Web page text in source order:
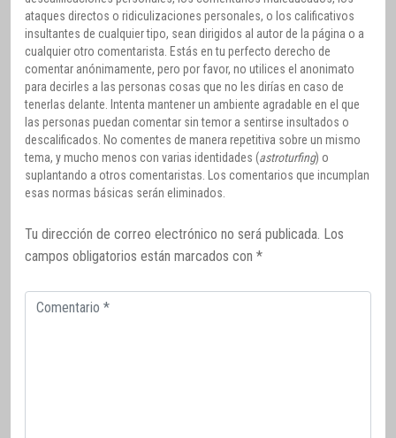
ataques directos o ridiculizaciones personales, o los calificativos
insultantes de cualquier tipo, sean dirigidos al autor de la página o a
cualquier otro comentarista. Estás en tu perfecto derecho de
comentar anónimamente, pero por favor, no utilices el anonimato
para decirles a las personas cosas que no les dirías en caso de
tenerlas delante. Intenta mantener un ambiente agradable en el que
las personas puedan comentar sin temor a sentirse insultados o
descalificados. No comentes de manera repetitiva sobre un mismo
tema, y mucho menos con varias identidades (astroturfing) o
suplantando a otros comentaristas. Los comentarios que incumplan
esas normas básicas serán eliminados.
Tu dirección de correo electrónico no será publicada. Los
campos obligatorios están marcados con *
Comentario